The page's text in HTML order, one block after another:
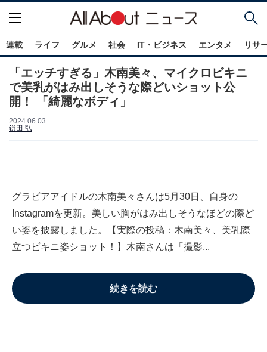
連載 ライフ グルメ 社会 IT・ビジネス エンタメ リサ
「エッチすぎる」木南美々、マイクロビキニ
で美乳がはみ出しそうな際どいショット公
開！ 「綺麗なボディ」
2024.06.03
鎌田 弘
グラビアアイドルの木南美々さんは5月30日、自身の
Instagramを更新。美しい胸がはみ出しそうなほどの際ど
い姿を披露しました。【実際の投稿：木南美々、美乳際
立つビキニ姿ショット！】木南さんは「撮影...
続きを読む